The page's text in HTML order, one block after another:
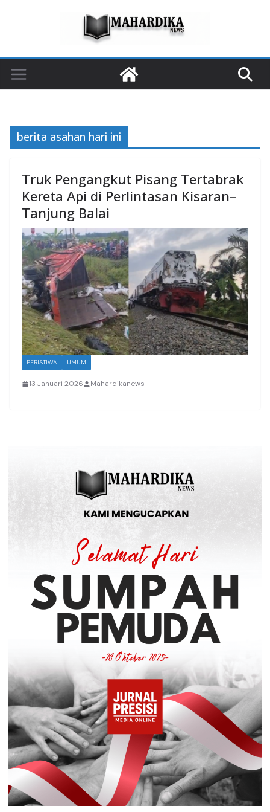
berita asahan hari ini
Truk Pengangkut Pisang Tertabrak
Kereta Api di Perlintasan Kisaran–
Tanjung Balai
PERISTIWA UMUM
13 Januari 2026 Mahardikanews